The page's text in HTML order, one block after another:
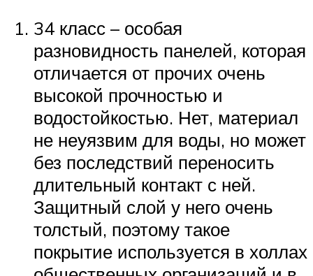
34 класс – особая
разновидность панелей, которая
отличается от прочих очень
высокой прочностью и
водостойкостью. Нет, материал
не неуязвим для воды, но может
без последствий переносить
длительный контакт с ней.
Защитный слой у него очень
толстый, поэтому такое
покрытие используется в холлах